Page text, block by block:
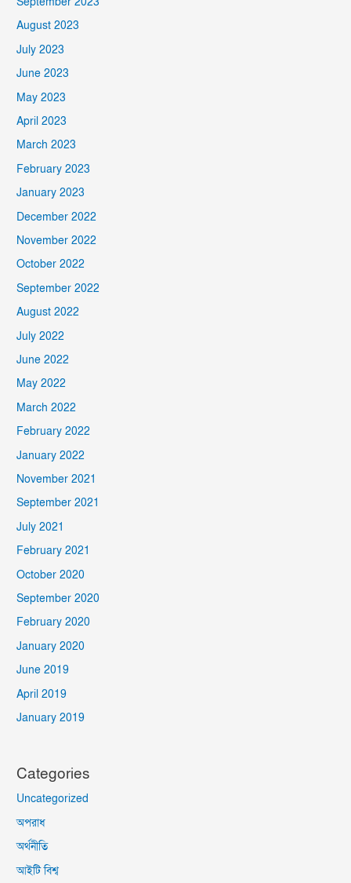
August 2023
July 2023
June 2023
May 2023
April 2023
March 2023
February 2023
January 2023
December 2022
November 2022
October 2022
September 2022
August 2022
July 2022
June 2022
May 2022
March 2022
February 2022
January 2022
November 2021
September 2021
July 2021
February 2021
October 2020
September 2020
February 2020
January 2020
June 2019
April 2019
January 2019
Categories
Uncategorized
অপরাধ
অর্থনীতি
আইটি বিশ্ব